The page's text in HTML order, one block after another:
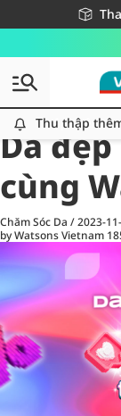
Miễn
Giao hàng
Thu thập
All
Chăm Sóc Cá Nhân
Da
cùng
Chăm Sóc Da /2023-
by Watsons Vietnam